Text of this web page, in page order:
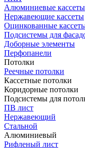
Алюминиевые кассеты
Нержавеющие кассеты
Оцинкованные
Подсистемы для
Доборные элементы
Перфопанели
Потолки
Реечные потолки
Кассетные потолки
Коридорные потолки
Подсистемы для
ПВ лист
Нержавеющий
Стальной
Алюминиевый
Рифленый лист